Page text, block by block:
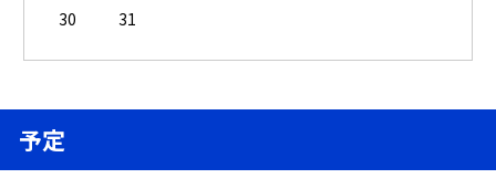
30
31
予定